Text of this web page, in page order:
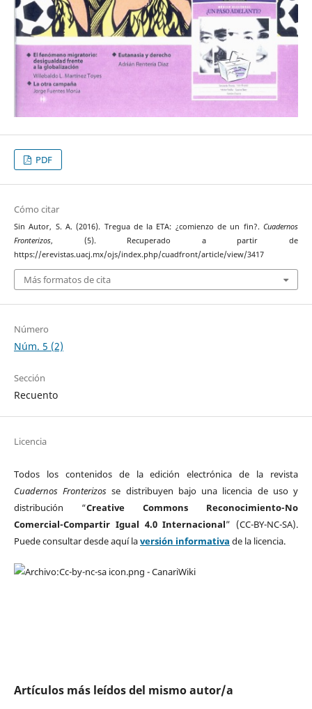
PDF
Cómo citar
Sin Autor, S. A. (2016). Tregua de la ETA: ¿comienzo de un fin?.Cuadernos
Fronterizos, (5). Recuperado a partir de
https://erevistas.uacj.mx/ojs/index.php/cuadfront/article/view/3417
Más formatos de cita
Número
Núm. 5 (2)
Sección
Recuento
Licencia
Todos los contenidos de la edición electrónica de la revista
Cuadernos Fronterizos se distribuyen bajo una licencia de uso y
distribución “Creative Commons Reconocimiento-No
Comercial-Compartir Igual 4.0 Internacional” (CC-BY-NC-SA).
Puede consultar desde aquí laversión informativa de la licencia.
Artículos más leídos del mismo autor/a